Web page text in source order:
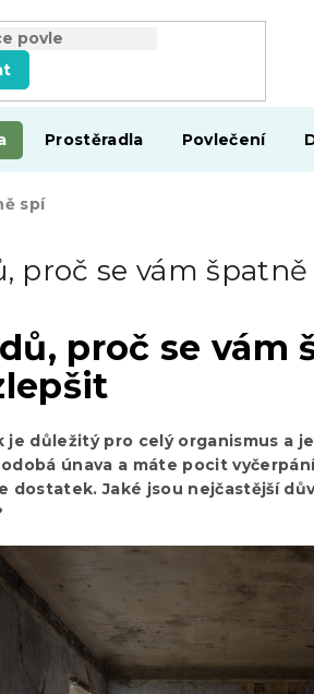
Prostěradla Povlečení
spí
proč se vám
proč se vám
je důležitý pro celý organismus a
únava a máte pocit
dostatek. Jaké jsou nejčastější